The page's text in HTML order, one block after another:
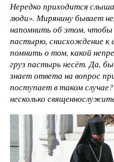
Нередко приходится
люди». Мирянину бывает
напомнить об этом,
пастырю, снисхождение к
помнить о том, какой
груз пастырь несёт. Да,
знает ответа на вопрос
поступает в таком
несколько